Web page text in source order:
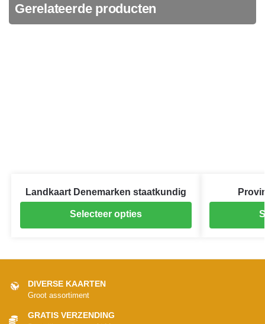
Gerelateerde producten
Landkaart Denemarken staatkundig
Selecteer opties
DIVERSE KAARTEN
Groot assortiment
GRATIS VERZENDING